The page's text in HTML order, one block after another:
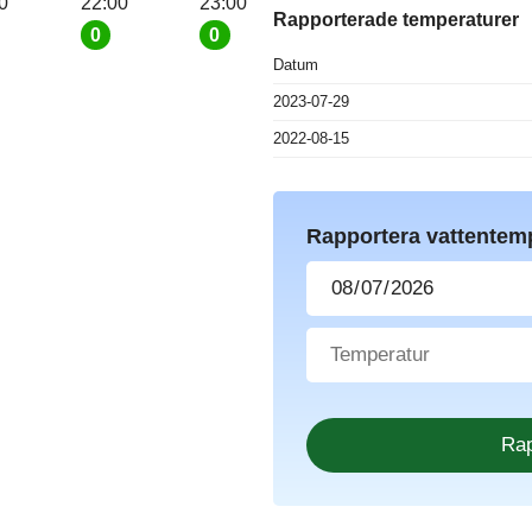
0
0
Rapporterade temperaturer
Datum
2023-07-29
2022-08-15
Rapportera